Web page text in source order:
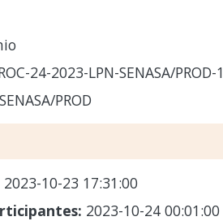
24-2023-LPN-SENASA/PROD-1
PROD
2023-10-23 17:31:00
2023-10-24 00:01:00